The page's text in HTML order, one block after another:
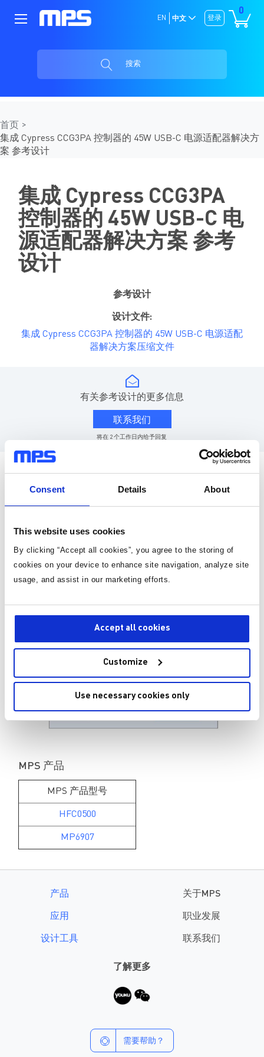
Consent Details About
This website uses cookies
By clicking “Accept all cookies”, you agree to the storing of
cookies on your device to enhance site navigation, analyze site
usage, and assist in our marketing efforts.
Accept all cookies
Customize
Use necessary cookies only
0
登录
EN 中文
搜索
首页
集成 Cypress CCG3PA 控制器的 45W USB-C 电源适配器解决方
案 参考设计
集成 Cypress CCG3PA
控制器的 45W USB-C 电
源适配器解决方案 参考
设计
参考设计
设计文件:
集成 Cypress CCG3PA 控制器的 45W USB-C 电源适配
器解决方案压缩文件
有关参考设计的更多信息
联系我们
将在 2 个工作日内给予回复
CCG3PA（CYPD3174-16SXQ）控制器和 MPS 定频反激控制器
（HF0500）以及同步整流控制器（MP6907）。
全范围 AC 输入（85 至 265VAC，48 至 65Hz）
@2.25A）
此设计中的主要元器件为 Cypress 的 EZ-PD CCG3PA 控制
器和 MPS 定频反激控制器 HFC0500 以及同步整流控制器
足设计的价格和性能要求。请联系 MPS 区域销售办公室或点
击以下产品链接获取更多帮助。
MPS 产品
MPS 产品型号
HFC0500
MP6907
产品
应用
设计工具
关于MPS
职业发展
联系我们
了解更多
需要帮助？